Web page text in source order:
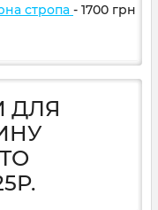
стропа - 1700 грн
ДЛЯ